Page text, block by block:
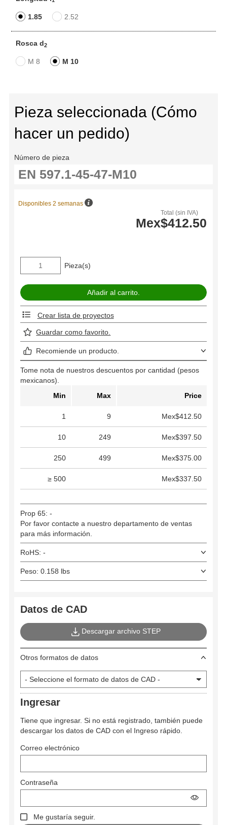
1.85 2.52
Rosca d2
M 8 M 10
Pieza seleccionada (Cómo
hacer un pedido)
Número de pieza
Total (sin IVA)
Mex$412.50
Disponibles 2 semanas
Pieza(s)
Crear lista de proyectos
Guardar como favorito.
Recomiende un producto.
Tome nota de nuestros descuentos por cantidad (pesos
mexicanos).
Min
Max Price
1 9 Mex$412.50
10 249 Mex$397.50
250 499 Mex$375.00
≥ 500 Mex$337.50
Prop 65: -
Por favor contacte a nuestro departamento de ventas
para más información.
RoHS: -
Peso: 0.158 lbs
Datos de CAD
Descargar archivo STEP
Otros formatos de datos
Ingresar
Tiene que ingresar. Si no está registrado, también puede
descargar los datos de CAD con el Ingreso rápido.
Correo electrónico
Contraseña
Me gustaría seguir.